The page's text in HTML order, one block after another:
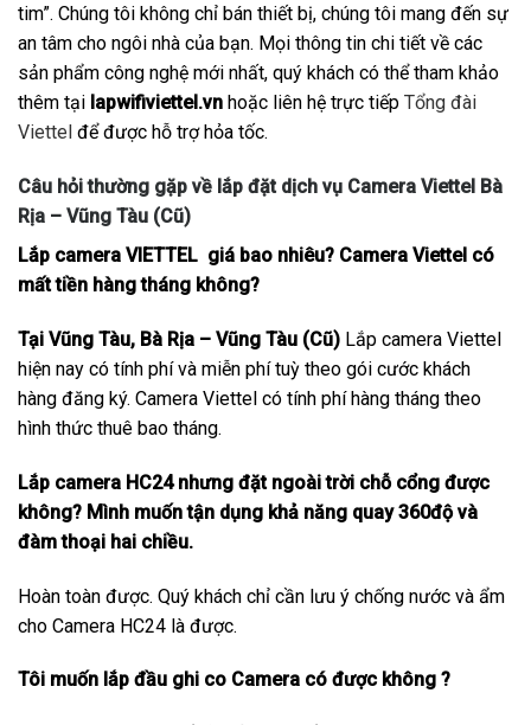
tim”. Chúng tôi không chỉ bán thiết bị, chúng tôi mang đến sự
an tâm cho ngôi nhà của bạn. Mọi thông tin chi tiết về các
sản phẩm công nghệ mới nhất, quý khách có thể tham khảo
thêm tại lapwifiviettel.vn hoặc liên hệ trực tiếp Tổng đài
Viettel để được hỗ trợ hỏa tốc.
Câu hỏi thường gặp về lắp đặt dịch vụ Camera Viettel Bà
Rịa – Vũng Tàu (Cũ)
Lắp camera VIETTEL giá bao nhiêu? Camera Viettel có
mất tiền hàng tháng không?
Tại Vũng Tàu, Bà Rịa – Vũng Tàu (Cũ) Lắp camera Viettel
hiện nay có tính phí và miễn phí tuỳ theo gói cước khách
hàng đăng ký. Camera Viettel có tính phí hàng tháng theo
hình thức thuê bao tháng.
Lắp camera HC24 nhưng đặt ngoài trời chỗ cổng được
không? Mình muốn tận dụng khả năng quay 360độ và
đàm thoại hai chiều.
Hoàn toàn được. Quý khách chỉ cần lưu ý chống nước và ẩm
cho Camera HC24 là được.
Tôi muốn lắp đầu ghi co Camera có được không ?